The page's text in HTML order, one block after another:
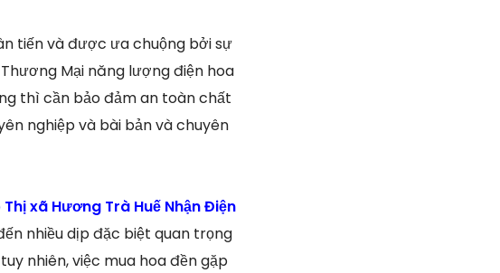
tiến và được ưa chuộng bởi sự
Mại năng lượng điện hoa
thì cần bảo đảm an toàn chất
nghiệp và bài bản và chuyên
xã Hương Trà Huế Nhận Điện
nhiều dịp đặc biệt quan trọng
nhiên, việc mua hoa đền gặp